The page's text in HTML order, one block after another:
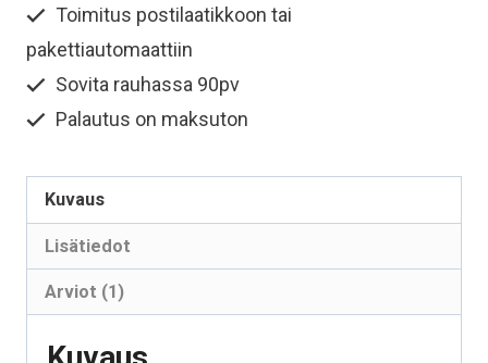
-
Vaaleanpunainen
määrä
Toimitus postilaatikkoon tai
pakettiautomaattiin
Sovita rauhassa 90pv
Palautus on maksuton
Kuvaus
Lisätiedot
Arviot (1)